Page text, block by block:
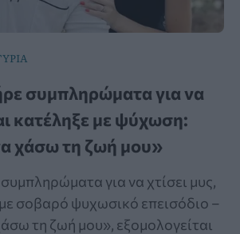
συμπληρώματα για να
κατέληξε με ψύχωση:
χάσω τη ζωή μου»
για να χτίσει μυς,
σοβαρό ψυχωσικό επεισόδιο –
τη ζωή μου», εξομολογείται